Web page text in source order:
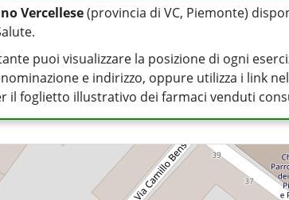
Vercellese(provincia di VC, Piemonte)
puoi visualizzare la posizione di ogni
e indirizzo, oppure utilizza i link
il foglietto illustrativo dei farmaci venduti